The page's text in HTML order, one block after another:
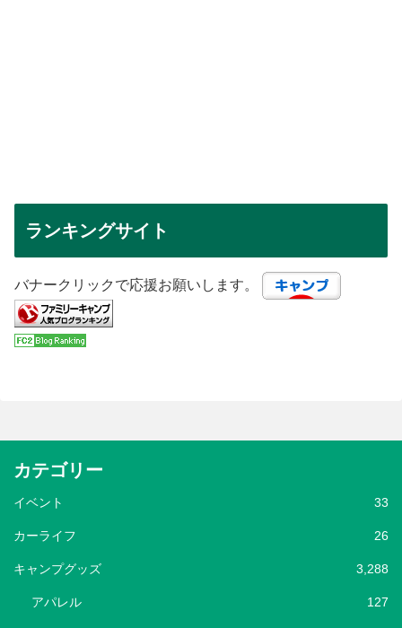
ランキングサイト
バナークリックで応援お願いします。
カテゴリー
イベント 33
カーライフ 26
キャンプグッズ 3,288
アパレル 127